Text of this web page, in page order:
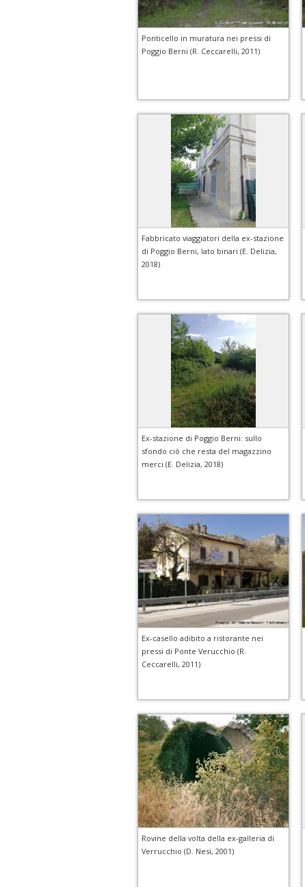
Ponticello in muratura nei pressi di
Poggio Berni (R. Ceccarelli, 2011)
Fabbricato viaggiatori della ex-stazione
di Poggio Berni, lato binari (E. Delizia,
2018)
Ex-stazione di Poggio Berni: sullo
sfondo ciò che resta del magazzino
merci (E. Delizia, 2018)
Ex-casello adibito a ristorante nei
pressi di Ponte Verucchio (R.
Ceccarelli, 2011)
Rovine della volta della ex-galleria di
Verrucchio (D. Nesi, 2001)